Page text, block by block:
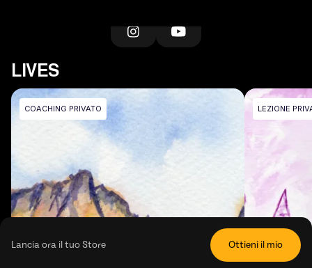
LIVES
COACHING PRIVATO LEZIONE
Lancia ora il tuo Store Ottieni il mio